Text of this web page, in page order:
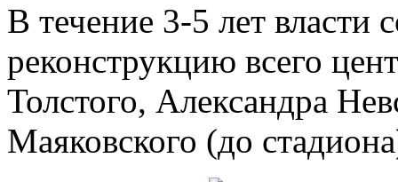
В течение 3-5 лет власти
реконструкцию всего
Толстого, Александра
Маяковского (до